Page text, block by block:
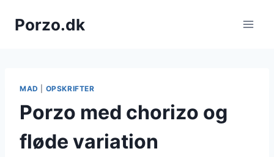
Porzo.dk
MAD OPSKRIFTER
Porzo med chorizo og
fløde variation